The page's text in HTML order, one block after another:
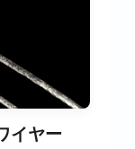
イヤー